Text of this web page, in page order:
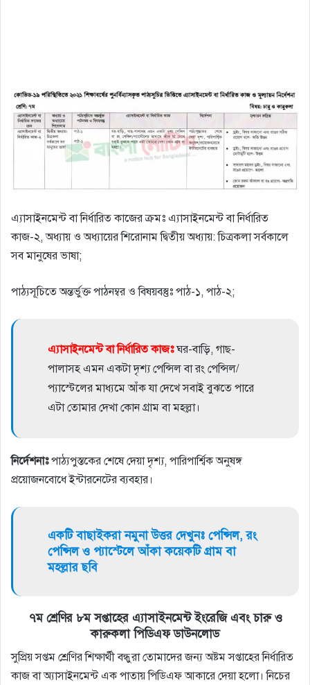
এ্যাসাইনমেন্ট বা নির্ধারিত কাজের ক্রমঃ এ্যাসাইনমেন্ট বা নির্ধারিত
কাজ-২, অধ্যায় ও অধ্যায়ের শিরােনাম দ্বিতীয় অধ্যায়: চিত্রকলা সর্বকালে
সব মানুষের ভাষা;
পাঠ্যসূচিতে অন্তর্ভুক্ত পাঠনম্বর ও বিষয়বস্তুঃ পাঠ-১, পাঠ-২;
এ্যাসাইনমেন্ট বা নির্ধারিত কাজঃঘর-বাড়ি, গাছ-
পালাসহ এমন একটা দৃশ্য পেন্সিল বা রং পেন্সিল/
প্যাস্টেলের মাধ্যমে আঁক যা দেখে সবাই বুঝতে পারে
এটা তােমার দেখা কোন গ্রাম বা মহল্লা।
নির্দেশনাঃপাঠ্যপুস্তকের শেষে দেয়া দৃশ্য, পারিপার্শ্বিক অনুষঙ্গ
প্রয়ােজনবােধে ইন্টারনেটের ব্যবহার।
একটি বাছাইকরা নমুনা উত্তর দেখুনঃ পেন্সিল, রং
পেন্সিল ও প্যাস্টেলে আঁকা কয়েকটি গ্রাম বা
মহল্লার ছবি
৭ম শ্রেণির ৮ম সপ্তাহের এ্যাসাইনমেন্ট ইংরেজি এবং চারু ও
কারুকলা পিডিএফ ডাউনলোড
সুপ্রিয় সপ্তম শ্রেণির শিক্ষার্থী বন্ধুরা তোমাদের জন্য অষ্টম সপ্তাহের নির্ধারিত
কাজ বা অ্যাসাইনমেন্ট এক পাতায় পিডিএফ আকারে দেয়া হলো। নিচের